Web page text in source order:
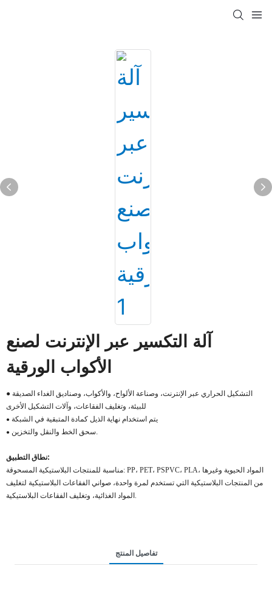
آلة التكسير عبر الإنترنت لصنع
الأكواب الورقية
● التشكيل الحراري عبر الإنترنت، وصناعة الألواح، والأكواب، وصناديق الغداء الصديقة
للبيئة، وتغليف الفقاعات، وآلات التشكيل الأخرى
● يتم استخدام نهاية الذيل كمادة المتبقية في الشبكة
● سحق الخط والنقل والتخزين.
نطاق التطبيق:
مناسبة للمنتجات البلاستيكية المسحوقة: PP، PET، PSPVC، PLA، المواد الحيوية وغيرها
من المنتجات البلاستيكية التي تستخدم لمرة واحدة، صواني الفقاعات البلاستيكية لتغليف
المواد الغذائية، وتغليف الفقاعات البلاستيكية.
تفاصيل المنتج